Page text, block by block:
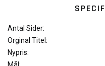
Antal Sider:
Orginal Titel:
Nypris: